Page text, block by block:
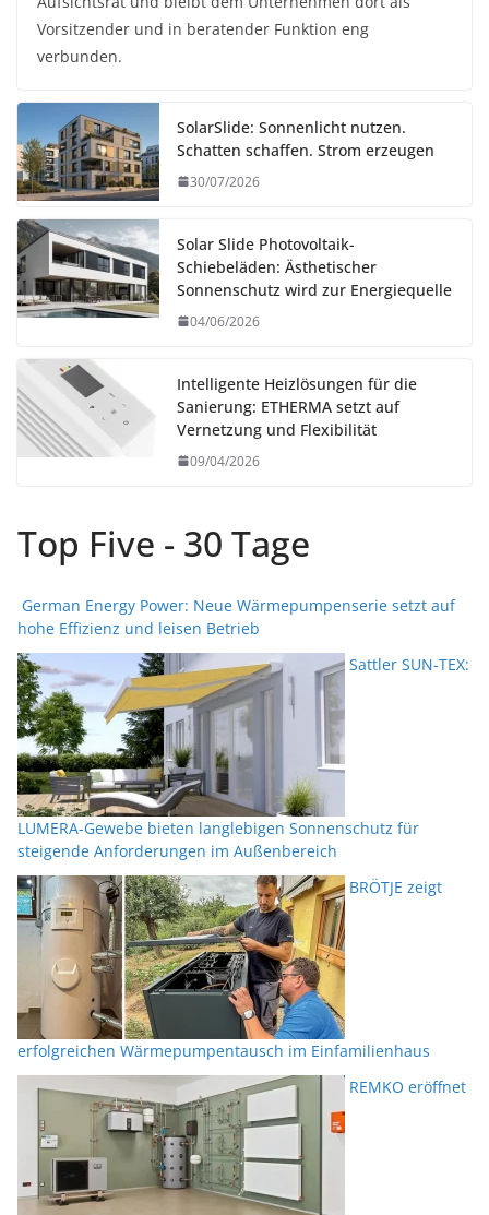
Vorsitzender und in beratender Funktion eng
verbunden.
SolarSlide: Sonnenlicht nutzen.
Schatten schaffen. Strom erzeugen
30/07/2026
Solar Slide Photovoltaik-
Schiebeläden: Ästhetischer
Sonnenschutz wird zur Energiequelle
04/06/2026
Intelligente Heizlösungen für die
Sanierung: ETHERMA setzt auf
Vernetzung und Flexibilität
09/04/2026
Top Five - 30 Tage
German Energy Power: Neue Wärmepumpenserie setzt auf
hohe Effizienz und leisen Betrieb
Sattler SUN-TEX:
LUMERA-Gewebe bieten langlebigen Sonnenschutz für
steigende Anforderungen im Außenbereich
BRÖTJE zeigt
erfolgreichen Wärmepumpentausch im Einfamilienhaus
REMKO eröffnet